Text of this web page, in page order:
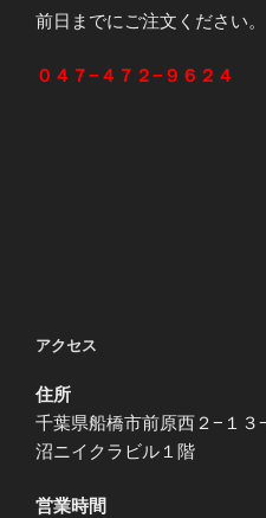
前日までにご注文ください。
０４７−４７２−９６２４
アクセス
住所
千葉県船橋市前原
沼ニイクラビル１階
営業時間